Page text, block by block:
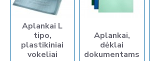
Aplankai L
tipo,
plastikiniai
vokeliai
Aplankai,
dėklai
dokumentams